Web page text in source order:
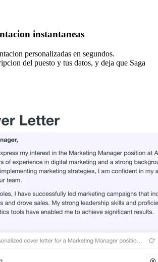
instantaneas
personalizadas en segundos.
del puesto y tus datos, y deja que Saga